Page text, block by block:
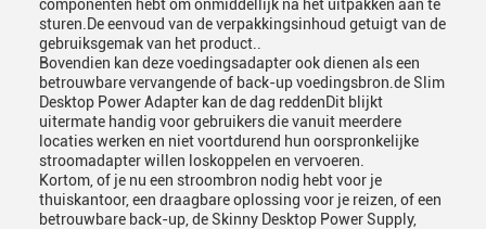
componenten hebt om onmiddellijk na het uitpakken aan te
sturen.De eenvoud van de verpakkingsinhoud getuigt van de
gebruiksgemak van het product..
Bovendien kan deze voedingsadapter ook dienen als een
betrouwbare vervangende of back-up voedingsbron.de Slim
Desktop Power Adapter kan de dag reddenDit blijkt
uitermate handig voor gebruikers die vanuit meerdere
locaties werken en niet voortdurend hun oorspronkelijke
stroomadapter willen loskoppelen en vervoeren.
Kortom, of je nu een stroombron nodig hebt voor je
thuiskantoor, een draagbare oplossing voor je reizen, of een
betrouwbare back-up, de Skinny Desktop Power Supply,